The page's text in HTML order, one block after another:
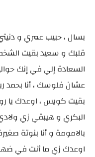
بسال ، حبيب عمري و
قلبك و سعيد بقيت
السعادة إلي في إنك
عشان فلوسك ، أنا بحمد
بقيت كويس ، اوعدك يا
البكري و هيبقي زي
بالامومة و أنا بنوتة
اوعدك زي ما أنت في